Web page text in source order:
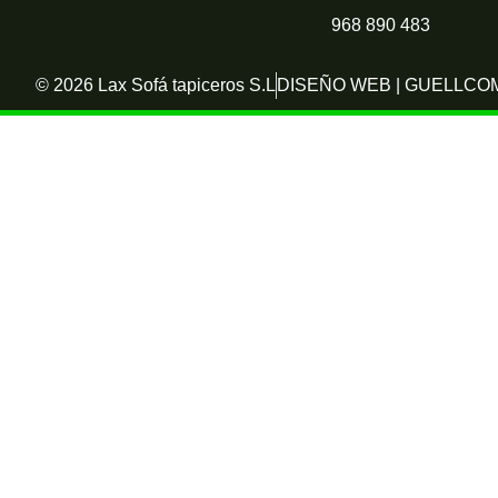
968 890 483
© 2026 Lax Sofá tapiceros S.LDISEÑO WEB |